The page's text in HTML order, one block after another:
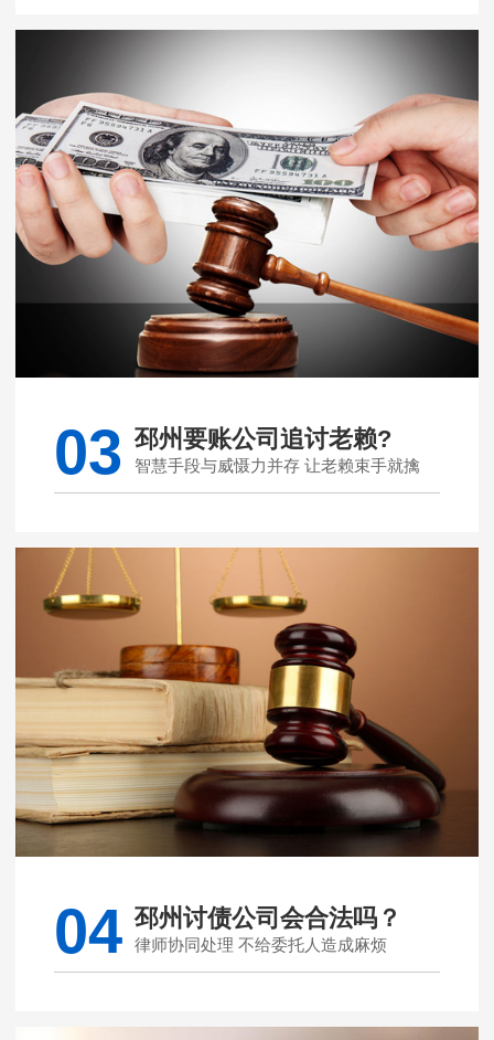
03 邳州要账公司追讨老赖?
智慧手段与威慑力并存 让老赖束手就擒
04 邳州讨债公司会合法吗？
律师协同处理 不给委托人造成麻烦